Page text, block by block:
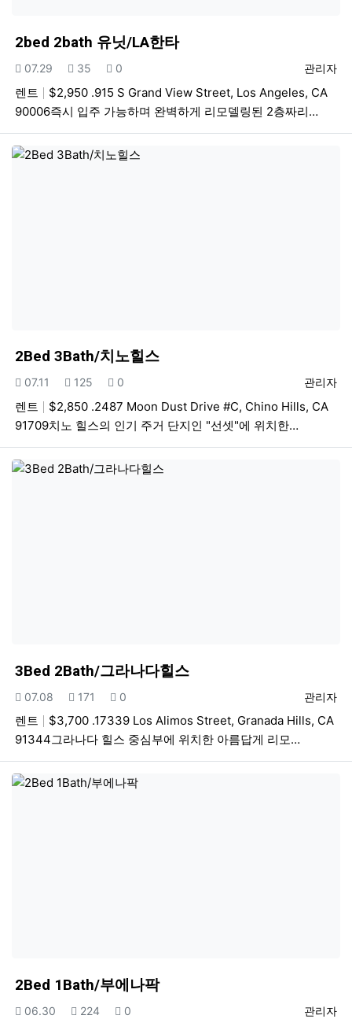
2bed 2bath 유닛/LA한타
등록자
관리자
등록일
07.29 조회
35 추천
0
렌트
$2,950 .915 S Grand View Street, Los Angeles, CA
90006즉시 입주 가능하며 완벽하게 리모델링된 2층짜리…
2Bed 3Bath/치노힐스
등록자
관리자
등록일
07.11 조회
125 추천
0
렌트
$2,850 .2487 Moon Dust Drive #C, Chino Hills, CA
91709치노 힐스의 인기 주거 단지인 "선셋"에 위치한…
3Bed 2Bath/그라나다힐스
등록자
관리자
등록일
07.08 조회
171 추천
0
렌트
$3,700 .17339 Los Alimos Street, Granada Hills, CA
91344그라나다 힐스 중심부에 위치한 아름답게 리모…
2Bed 1Bath/부에나팍
등록자
관리자
등록일
06.30 조회
224 추천
0